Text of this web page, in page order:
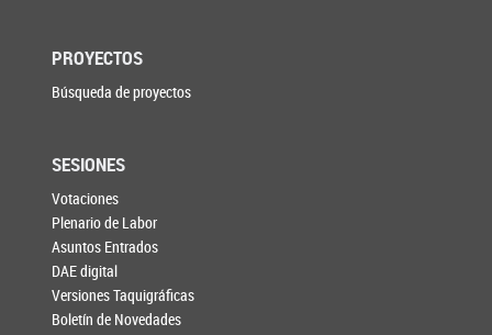
PROYECTOS
Búsqueda de proyectos
SESIONES
Votaciones
Plenario de Labor
Asuntos Entrados
DAE digital
Versiones Taquigráficas
Boletín de Novedades